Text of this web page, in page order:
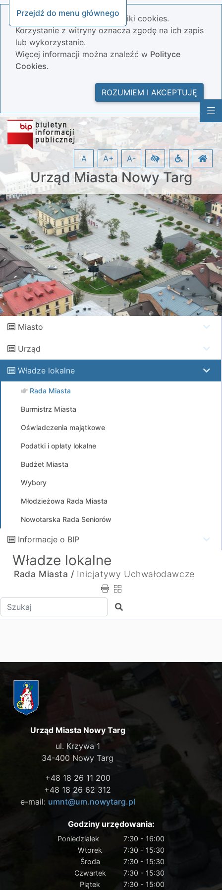
Przejdź do menu głównego
Nasza strona wykorzystuje pliki cookies.
Korzystanie z witryny oznacza zgodę na ich zapis
lub wykorzystanie.
Więcej informacji można znaleźć w Polityce
Cookies.
ROZUMIEM I AKCEPTUJĘ
Urząd Miasta Nowy Targ
A A+ A-
Miasto
Urząd
Władze lokalne
Rada Miasta
Burmistrz Miasta
Oświadczenia majątkowe
Podatki i opłaty lokalne
Budżet Miasta
Wybory
Młodzieżowa Rada Miasta
Nowotarska Rada Seniorów
Informacje o BIP
Władze lokalne
Rada Miasta / Inicjatywy Uchwałodawcze
Wpisz tekst do wyszukania Szukaj
Urząd Miasta Nowy Targ
ul. Krzywa 1
34-400 Nowy Targ
+48 18 26 11 200
+48 18 26 62 312
e-mail: umnt@um.nowytarg.pl
Godziny urzędowania:
Poniedziałek
7:30 - 16:00
Wtorek
7:30 - 15:30
Środa
7:30 - 15:30
Czwartek
7:30 - 15:30
Piątek
7:30 - 15:00